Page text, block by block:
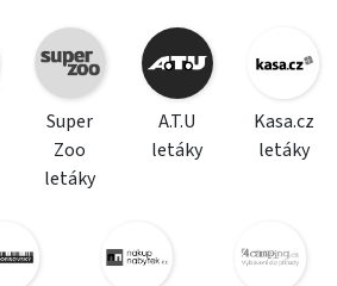
Super
Zoo
letáky
A.T.U
letáky
Kasa.cz
letáky